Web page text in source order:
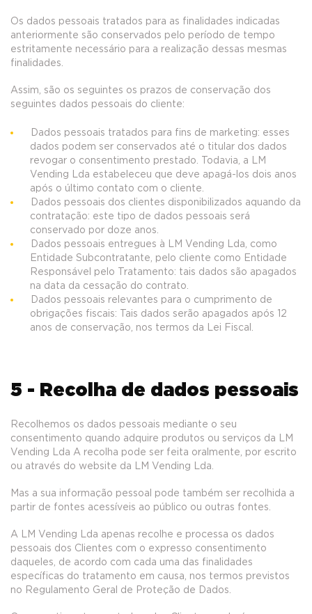
Os dados pessoais tratados para as finalidades indicadas
anteriormente são conservados pelo período de tempo
estritamente necessário para a realização dessas mesmas
finalidades.
Assim, são os seguintes os prazos de conservação dos
seguintes dados pessoais do cliente:
Dados pessoais tratados para fins de marketing: esses
dados podem ser conservados até o titular dos dados
revogar o consentimento prestado. Todavia, a LM
Vending Lda estabeleceu que deve apagá-los dois anos
após o último contato com o cliente.
Dados pessoais dos clientes disponibilizados aquando da
contratação: este tipo de dados pessoais será
conservado por doze anos.
Dados pessoais entregues à LM Vending Lda, como
Entidade Subcontratante, pelo cliente como Entidade
Responsável pelo Tratamento: tais dados são apagados
na data da cessação do contrato.
Dados pessoais relevantes para o cumprimento de
obrigações fiscais: Tais dados serão apagados após 12
anos de conservação, nos termos da Lei Fiscal.
5 - Recolha de dados pessoais
Recolhemos os dados pessoais mediante o seu
consentimento quando adquire produtos ou serviços da LM
Vending Lda A recolha pode ser feita oralmente, por escrito
ou através do website da LM Vending Lda.
Mas a sua informação pessoal pode também ser recolhida a
partir de fontes acessíveis ao público ou outras fontes.
A LM Vending Lda apenas recolhe e processa os dados
pessoais dos Clientes com o expresso consentimento
daqueles, de acordo com cada uma das finalidades
específicas do tratamento em causa, nos termos previstos
no Regulamento Geral de Proteção de Dados.